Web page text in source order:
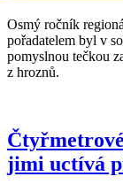
Osmý ročník
pořadatelem byl v
pomyslnou tečkou
z hroznů.
jimi uctívá